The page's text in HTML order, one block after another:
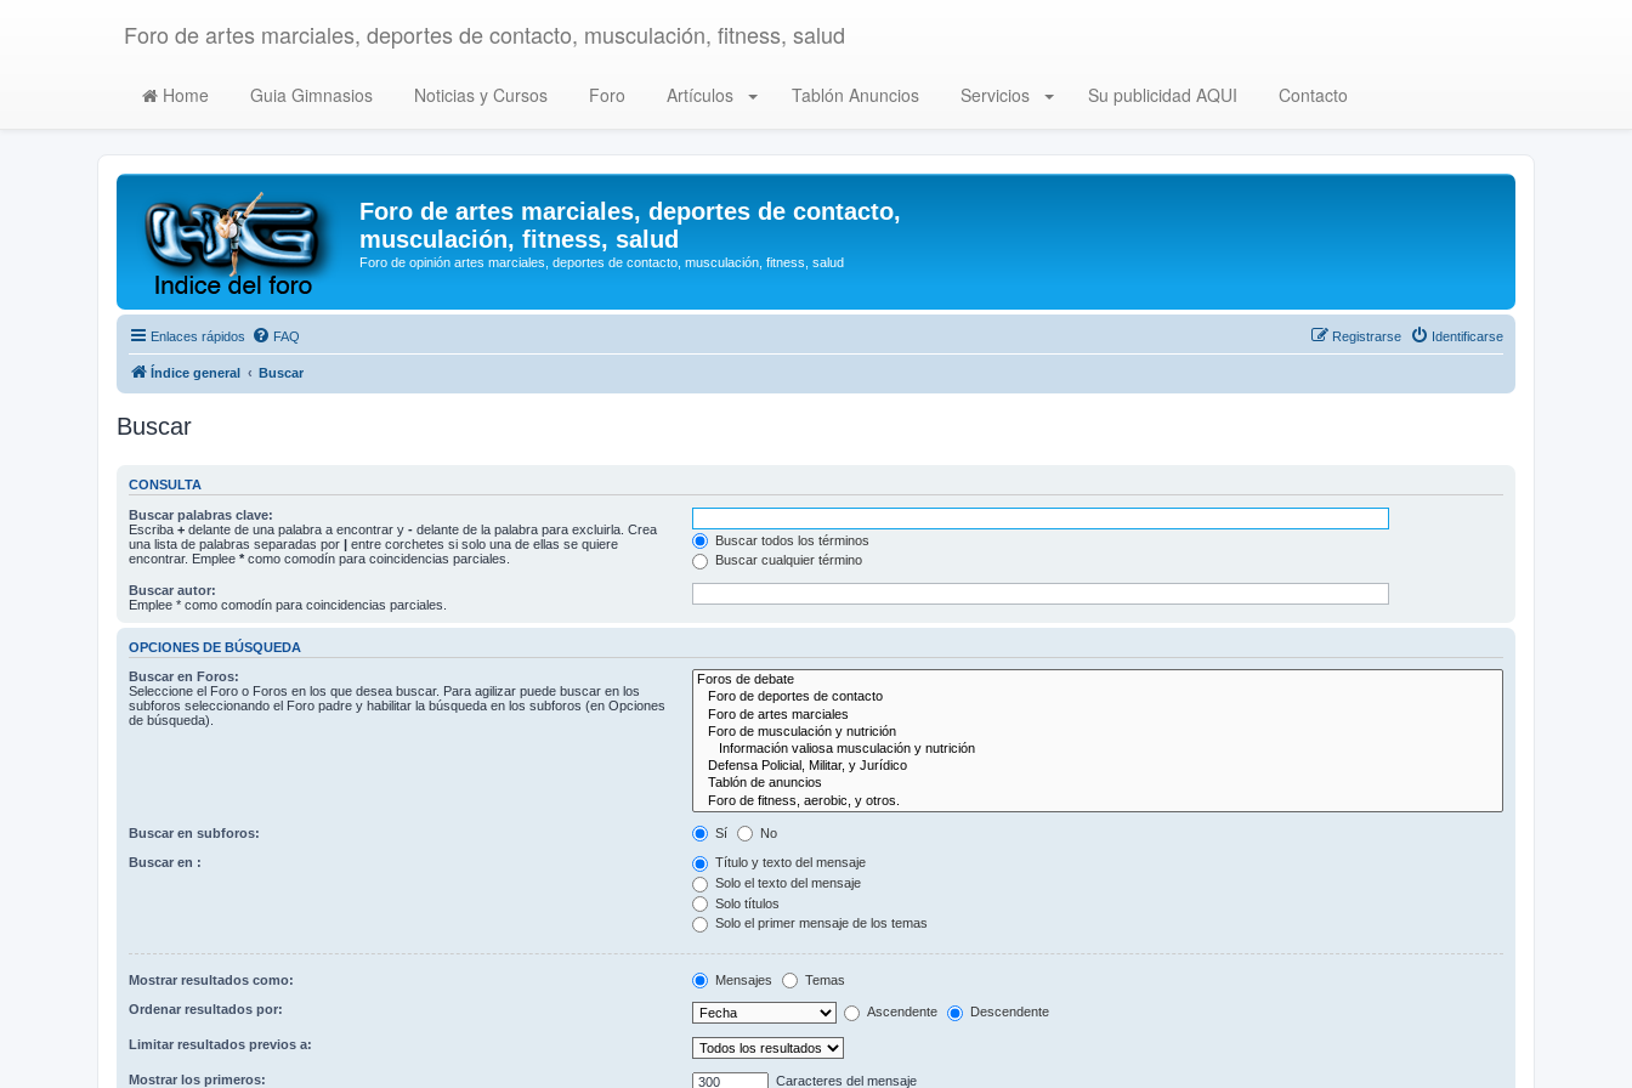
Foro de artes marciales, deportes de contacto, musculación, fitness, salud
Home Guia Gimnasios Noticias y Cursos Foro Artículos Tablón Anuncios Servicios Su publicidad AQUI Contacto
Foro de artes marciales, deportes de contacto,
musculación, fitness, salud
Foro de opinión artes marciales, deportes de contacto, musculación, fitness, salud
Enlaces rápidos FAQ Identificarse
Registrarse
Índice general Buscar
Buscar
CONSULTA
Buscar palabras clave:
Escriba + delante de una palabra a encontrar y - delante de la palabra para excluirla. Crea
una lista de palabras separadas por | entre corchetes si solo una de ellas se quiere
encontrar. Emplee * como comodín para coincidencias parciales.
Buscar todos los términos
Buscar cualquier término
Buscar autor:
Emplee * como comodín para coincidencias parciales.
OPCIONES DE BÚSQUEDA
Buscar en Foros:
Seleccione el Foro o Foros en los que desea buscar. Para agilizar puede buscar en los
subforos seleccionando el Foro padre y habilitar la búsqueda en los subforos (en Opciones
de búsqueda).
Buscar en subforos: Sí No
Buscar en :
Título y texto del mensaje
Solo el texto del mensaje
Solo títulos
Solo el primer mensaje de los temas
Mostrar resultados como: Mensajes Temas
Ordenar resultados por: Ascendente Descendente
Limitar resultados previos a:
Mostrar los primeros:
Caracteres del mensaje